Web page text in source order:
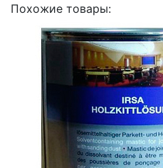
Похожие товары: